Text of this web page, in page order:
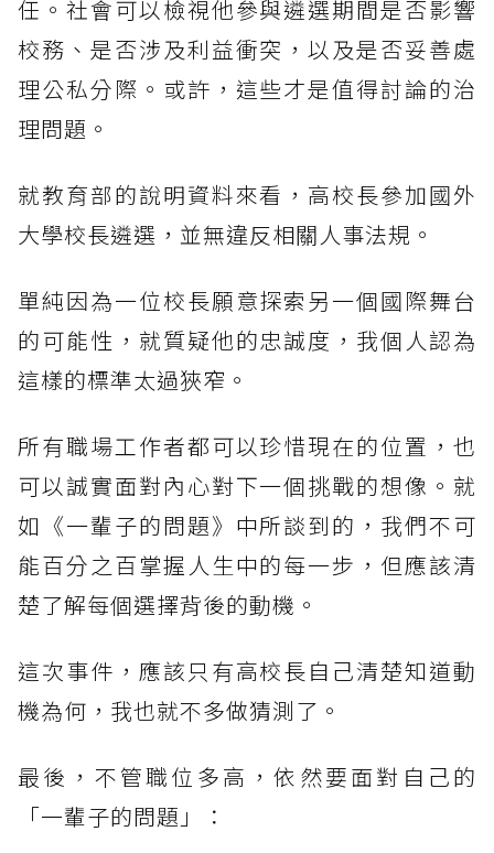
任。社會可以檢視他參與遴選期間是否影響
校務、是否涉及利益衝突，以及是否妥善處
理公私分際。或許，這些才是值得討論的治
理問題。
就教育部的說明資料來看，高校長參加國外
大學校長遴選，並無違反相關人事法規。
單純因為一位校長願意探索另一個國際舞台
的可能性，就質疑他的忠誠度，我個人認為
這樣的標準太過狹窄。
所有職場工作者都可以珍惜現在的位置，也
可以誠實面對內心對下一個挑戰的想像。就
如《一輩子的問題》中所談到的，我們不可
能百分之百掌握人生中的每一步，但應該清
楚了解每個選擇背後的動機。
這次事件，應該只有高校長自己清楚知道動
機為何，我也就不多做猜測了。
最後，不管職位多高，依然要面對自己的
「一輩子的問題」：